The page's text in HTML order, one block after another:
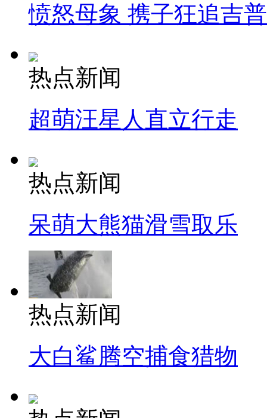
愤怒母象 携子狂追吉
热点新闻
超萌汪星人直立行走
热点新闻
呆萌大熊猫滑雪取乐
热点新闻
大白鲨腾空捕食猎物